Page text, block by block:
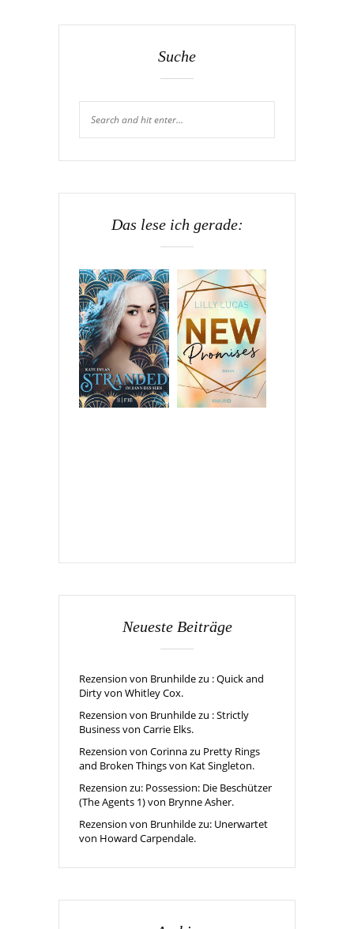
Suche
Das lese ich gerade:
Neueste Beiträge
Rezension von Brunhilde zu : Quick and
Dirty von Whitley Cox.
Rezension von Brunhilde zu : Strictly
Business von Carrie Elks.
Rezension von Corinna zu Pretty Rings
and Broken Things von Kat Singleton.
Rezension zu: Possession: Die Beschützer
(The Agents 1) von Brynne Asher.
Rezension von Brunhilde zu: Unerwartet
von Howard Carpendale.